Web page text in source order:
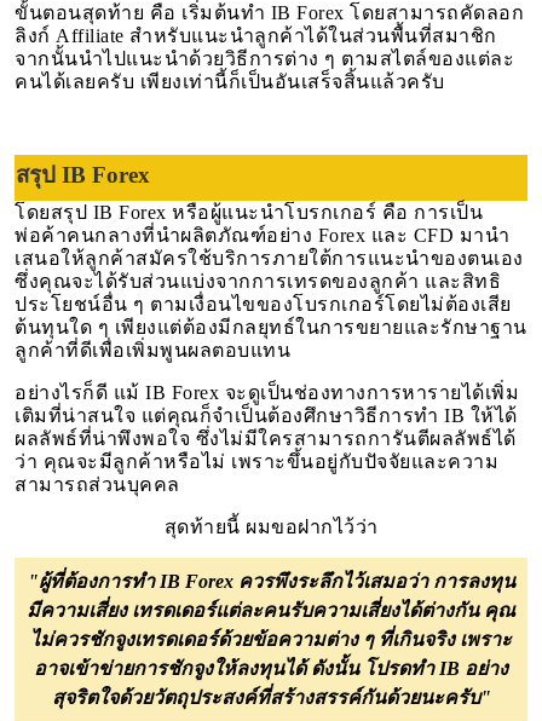
ขั้นตอนสุดท้าย คือ เริ่มต้นทำ IB Forex โดยสามารถคัดลอก
ลิงก์ Affiliate สำหรับแนะนำลูกค้าได้ในส่วนพื้นที่สมาชิก
จากนั้นนำไปแนะนำด้วยวิธีการต่าง ๆ ตามสไตล์ของแต่ละ
คนได้เลยครับ เพียงเท่านี้ก็เป็นอันเสร็จสิ้นแล้วครับ
สรุป IB Forex
โดยสรุป IB Forex หรือผู้แนะนำโบรกเกอร์ คือ การเป็น
พ่อค้าคนกลางที่นำผลิตภัณฑ์อย่าง Forex และ CFD มานำ
เสนอให้ลูกค้าสมัครใช้บริการภายใต้การแนะนำของตนเอง
ซึ่งคุณจะได้รับส่วนแบ่งจากการเทรดของลูกค้า และสิทธิ
ประโยชน์อื่น ๆ ตามเงื่อนไขของโบรกเกอร์โดยไม่ต้องเสีย
ต้นทุนใด ๆ เพียงแต่ต้องมีกลยุทธ์ในการขยายและรักษาฐาน
ลูกค้าที่ดีเพื่อเพิ่มพูนผลตอบแทน
อย่างไรก็ดี แม้ IB Forex จะดูเป็นช่องทางการหารายได้เพิ่ม
เติมที่น่าสนใจ แต่คุณก็จำเป็นต้องศึกษาวิธีการทำ IB ให้ได้
ผลลัพธ์ที่น่าพึงพอใจ ซึ่งไม่มีใครสามารถการันตีผลลัพธ์ได้
ว่า คุณจะมีลูกค้าหรือไม่ เพราะขึ้นอยู่กับปัจจัยและความ
สามารถส่วนบุคคล
สุดท้ายนี้ ผมขอฝากไว้ว่า
"ผู้ที่ต้องการทำ IB Forex ควรพึงระลึกไว้เสมอว่า การลงทุน
มีความเสี่ยง เทรดเดอร์แต่ละคนรับความเสี่ยงได้ต่างกัน คุณ
ไม่ควรชักจูงเทรดเดอร์ด้วยข้อความต่าง ๆ ที่เกินจริง เพราะ
อาจเข้าข่ายการชักจูงให้ลงทุนได้ ดังนั้น โปรดทำ IB อย่าง
สุจริตใจด้วยวัตถุประสงค์ที่สร้างสรรค์กันด้วยนะครับ"